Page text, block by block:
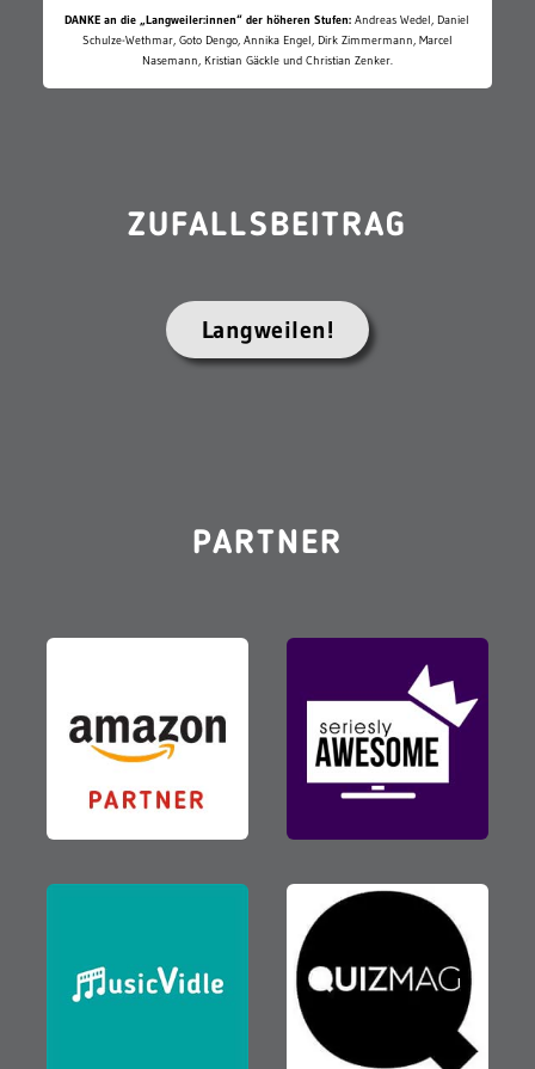
DANKE an die „Langweiler:innen“ der höheren Stufen: Andreas Wedel, Daniel
Schulze-Wethmar, Goto Dengo, Annika Engel, Dirk Zimmermann, Marcel
Nasemann, Kristian Gäckle und Christian Zenker.
ZUFALLSBEITRAG
Langweilen!
PARTNER